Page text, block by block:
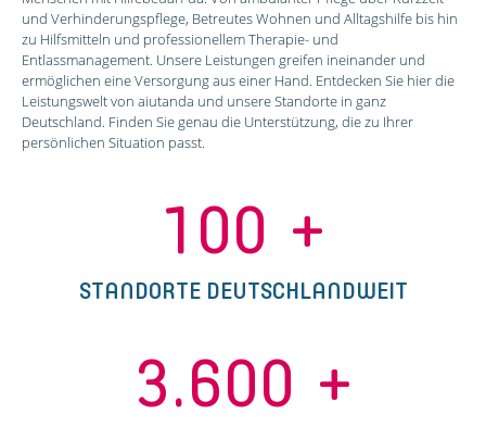
und Verhinderungspflege, Betreutes Wohnen und Alltagshilfe bis hin
zu Hilfsmitteln und professionellem Therapie- und
Entlassmanagement. Unsere Leistungen greifen ineinander und
ermöglichen eine Versorgung aus einer Hand. Entdecken Sie hier die
Leistungswelt von aiutanda und unsere Standorte in ganz
Deutschland. Finden Sie genau die Unterstützung, die zu Ihrer
persönlichen Situation passt.
100 +
STANDORTE DEUTSCHLANDWEIT
3.600 +